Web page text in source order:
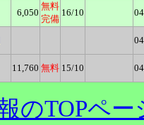
6,050
無料
完備
16/10
11,760 無料 15/10
のTOPペー